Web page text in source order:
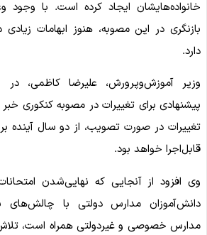
خانواده‌هایشان ایجاد کرده است. با وجود
بازنگری در این مصوبه، هنوز ابهامات زیادی
دارد.
وزیر آموزش‌وپرورش، علیرضا کاظمی، در
پیشنهادی برای تغییرات در مصوبه کنکوری خبر
تغییرات در صورت تصویب، از دو سال آینده
قابل‌اجرا خواهد بود.
دانش‌آموزان مدارس دولتی با چالش‌های
مدارس خصوصی و غیردولتی همراه است، تلاش